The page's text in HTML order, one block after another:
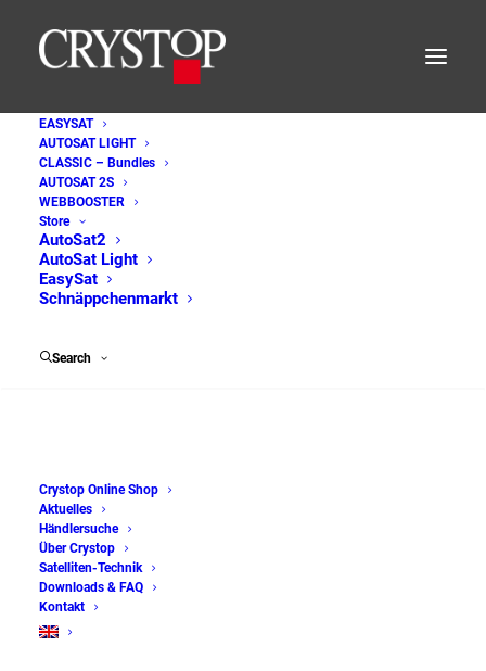
EASYSAT
AUTOSAT LIGHT
CLASSIC – Bundles
AUTOSAT 2S
WEBBOOSTER
Store
AutoSat2
AutoSat Light
EasySat
Schnäppchenmarkt
Search
Crystop Online Shop
Aktuelles
Händlersuche
Über Crystop
Satelliten-Technik
Downloads & FAQ
Kontakt
Home
EASYSAT - Satellitenanlagen für Wohnmobil und Caravan